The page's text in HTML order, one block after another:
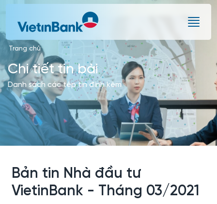
Trang chủ
Chi tiết tin bài
Danh sách các tệp tin đính kèm
Bản tin Nhà đầu tư
VietinBank - Tháng 03/2021